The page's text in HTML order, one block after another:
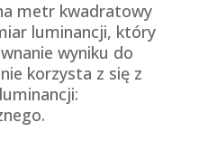
metr kwadratowy
luminancji, który
wyniku do
korzysta z się z